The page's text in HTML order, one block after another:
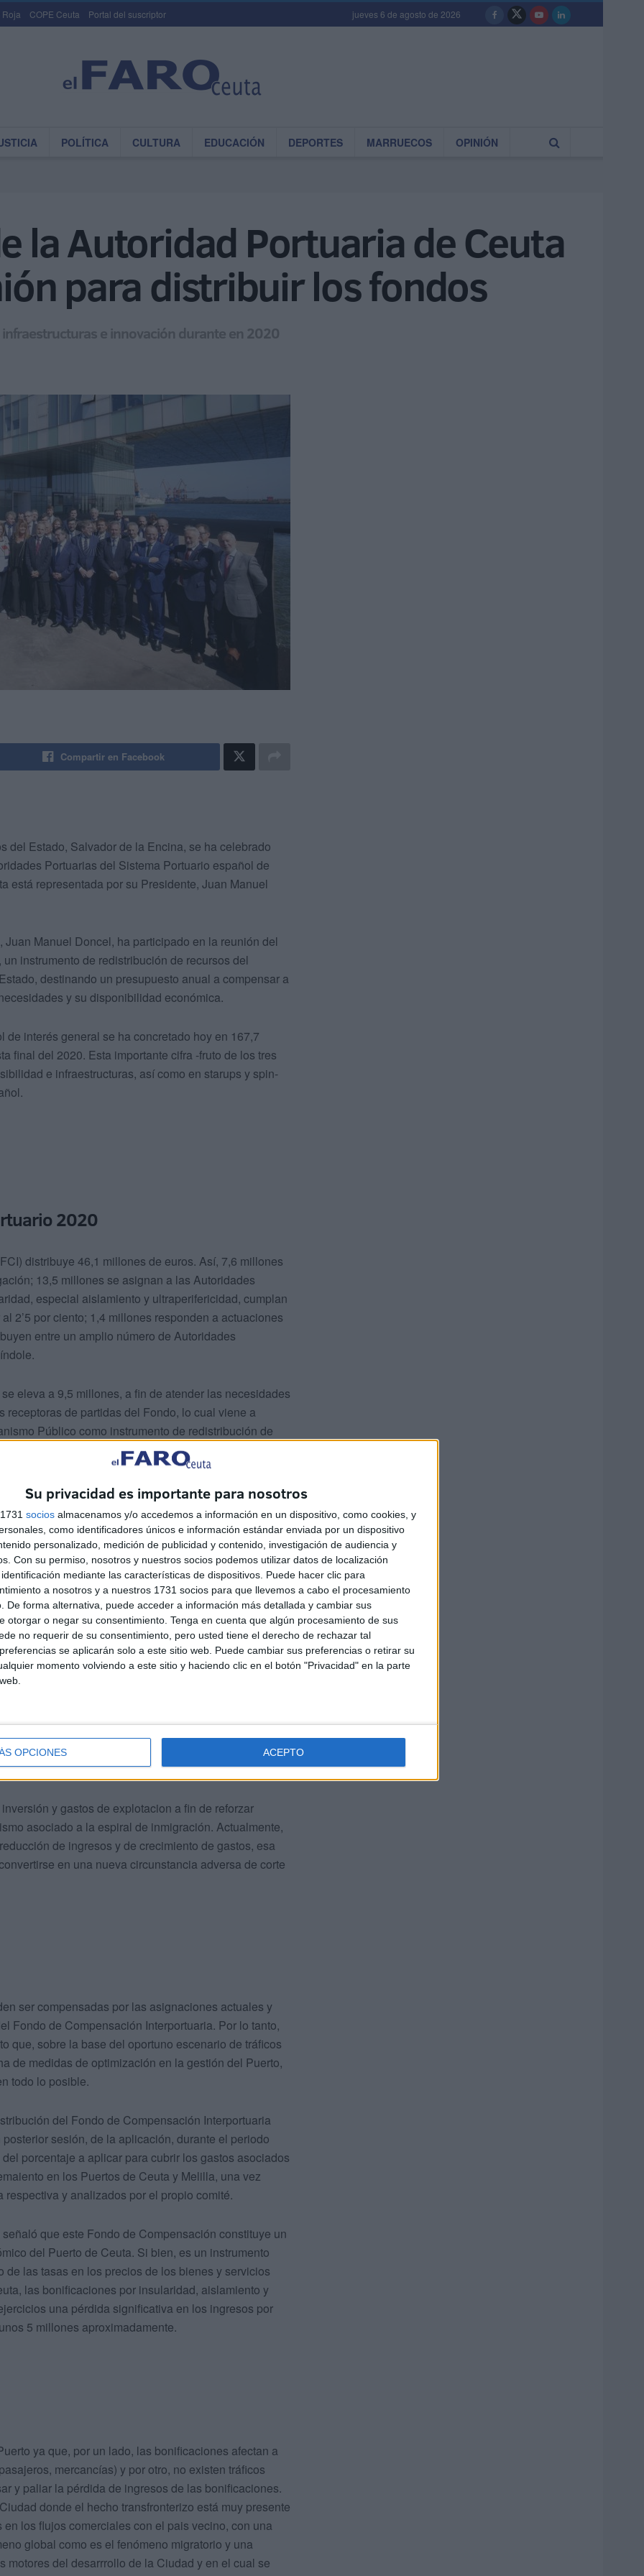
Su privacidad es importante para nosotros
socios almacenamos y/o accedemos a información en un dispositivo, como cookies, y
como identificadores únicos e información estándar enviada por un dispositivo
personalizado, medición de publicidad y contenido, investigación de audiencia y
Con su permiso, nosotros y nuestros socios podemos utilizar datos de localización
mediante las características de dispositivos. Puede hacer clic para
a nosotros y a nuestros 1731 socios para que llevemos a cabo el procesamiento
De forma alternativa, puede acceder a información más detallada y cambiar sus
otorgar o negar su consentimiento. Tenga en cuenta que algún procesamiento de sus
no requerir de su consentimiento, pero usted tiene el derecho de rechazar tal
se aplicarán solo a este sitio web. Puede cambiar sus preferencias o retirar su
momento volviendo a este sitio y haciendo clic en el botón "Privacidad" en la parte
OPCIONES ACEPTO
Roja COPE Ceuta Portal del suscriptor jueves 6 de agosto de 2026
POLÍTICA CULTURA EDUCACIÓN DEPORTES MARRUECOS OPINIÓN
la Autoridad Portuaria de Ceuta
para distribuir los fondos
e innovación durante en 2020
Compartir en Facebook
del Estado, Salvador de la Encina, se ha celebrado
Portuarias del Sistema Portuario español de
está representada por su Presidente, Juan Manuel
Manuel Doncel, ha participado en la reunión del
instrumento de redistribución de recursos del
destinando un presupuesto anual a compensar a
y su disponibilidad económica.
interés general se ha concretado hoy en 167,7
final del 2020. Esta importante cifra -fruto de los tres
e infraestructuras, así como en starups y spin-
2020
distribuye 46,1 millones de euros. Así, 7,6 millones
13,5 millones se asignan a las Autoridades
especial aislamiento y ultraperifericidad, cumplan
2’5 por ciento; 1,4 millones responden a actuaciones
entre un amplio número de Autoridades
eleva a 9,5 millones, a fin de atender las necesidades
de partidas del Fondo, lo cual viene a
Público como instrumento de redistribución de
es garantizar la autofinanciación del sistema y la
españoles.
español, atendiendo las diferentes situaciones
la Encina.
Compensación Interportuario, estaba incluido en el
a cabo un Plan Estratégico de Saneamiento de los
los Puertos de Ceuta y Melilla. Esta iniciativa ha
manteniendo en los últimos meses entre el
la Autoridad Portuaria de Ceuta.
y gastos de explotacion a fin de reforzar
asociado a la espiral de inmigración. Actualmente,
de ingresos y de crecimiento de gastos, esa
en una nueva circunstancia adversa de corte
ser compensadas por las asignaciones actuales y
Fondo de Compensación Interportuaria. Por lo tanto,
que, sobre la base del oportuno escenario de tráficos
de medidas de optimización en la gestión del Puerto,
todo lo posible.
del Fondo de Compensación Interportuaria
sesión, de la aplicación, durante el periodo
porcentaje a aplicar para cubrir los gastos asociados
en los Puertos de Ceuta y Melilla, una vez
y analizados por el propio comité.
que este Fondo de Compensación constituye un
del Puerto de Ceuta. Si bien, es un instrumento
las tasas en los precios de los bienes y servicios
las bonificaciones por insularidad, aislamiento y
una pérdida significativa en los ingresos por
5 millones aproximadamente.
ya que, por un lado, las bonificaciones afectan a
mercancías) y por otro, no existen tráficos
y paliar la pérdida de ingresos de las bonificaciones.
donde el hecho transfronterizo está muy presente
los flujos comerciales con el pais vecino, con una
global como es el fenómeno migratorio y una
del desarrrollo de la Ciudad y en el cual se